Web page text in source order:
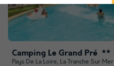
Camping Le Grand Pré ★★
Pays De La Loire, La Tranche Sur Mer